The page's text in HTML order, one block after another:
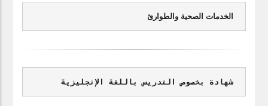
الخدمات الصحية والطوارئ
شهادة بخصوص التدريس باللغة الإنجليزية